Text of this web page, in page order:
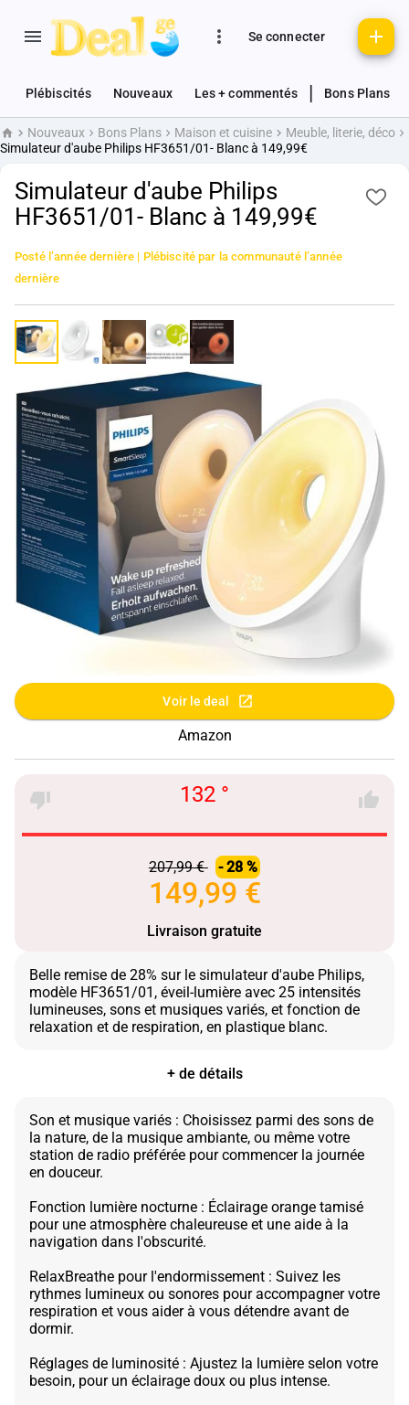
Se connecter
Plébiscités Nouveaux Les + commentés Bons Plans
AccueilNouveaux Bons Plans Maison et cuisine
Meuble, literie, déco
Simulateur d'aube Philips HF3651/01- Blanc à 149,99€
Simulateur d'aube Philips
HF3651/01- Blanc à 149,99€
Posté l’année dernière | Plébiscité par la communauté l’année
dernière
Voir le deal
Amazon
132 °
207,99 € - 28 %
149,99 €
Livraison gratuite
Belle remise de 28% sur le simulateur d'aube Philips,
modèle HF3651/01, éveil-lumière avec 25 intensités
lumineuses, sons et musiques variés, et fonction de
+ de détails
Son et musique variés : Choisissez parmi des sons de
la nature, de la musique ambiante, ou même votre
station de radio préférée pour commencer la journée
en douceur.
Fonction lumière nocturne : Éclairage orange tamisé
pour une atmosphère chaleureuse et une aide à la
navigation dans l'obscurité.
RelaxBreathe pour l'endormissement : Suivez les
rythmes lumineux ou sonores pour accompagner votre
respiration et vous aider à vous détendre avant de
dormir.
Réglages de luminosité : Ajustez la lumière selon votre
besoin, pour un éclairage doux ou plus intense.